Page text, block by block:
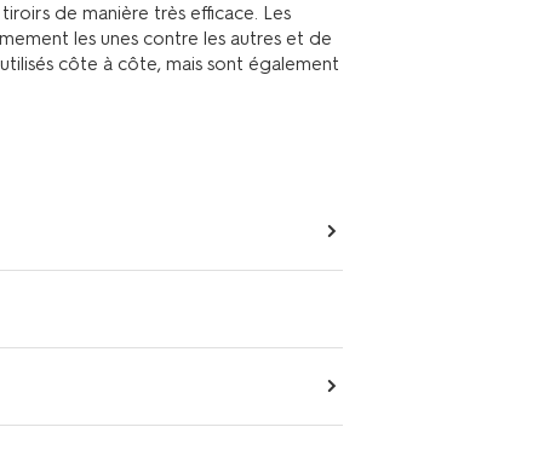
de manière très efficace. Les
les unes contre les autres et de
côte à côte, mais sont également